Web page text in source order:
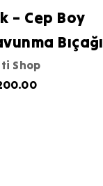
– Cep Boy
Bıçağı
Shop